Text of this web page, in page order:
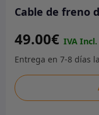
Cable de freno
49.00€
Cable
de